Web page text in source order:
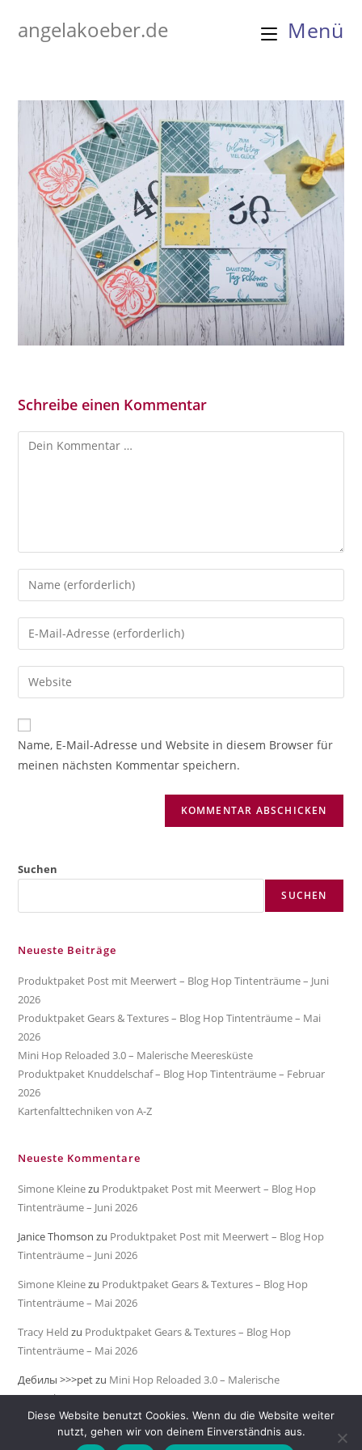
Inhaltangelakoeber.de Menü
Schreibe einen Kommentar
Kommentar
Gib
deinen
Namen
oder
zum
Kommentieren
ein
Gib
deine
E-
Mail-
zum
Kommentieren
ein
Gib
deine
Website-
URL
Name, E-Mail-Adresse und Website in diesem Browser für
meinen nächsten Kommentar speichern.
Suchen
SUCHEN
Neueste Beiträge
Produktpaket Post mit Meerwert – Blog Hop Tintenträume – Juni
2026
Produktpaket Gears & Textures – Blog Hop Tintenträume – Mai
2026
Mini Hop Reloaded 3.0 – Malerische Meeresküste
Produktpaket Knuddelschaf – Blog Hop Tintenträume – Februar
2026
Kartenfalttechniken von A-Z
Neueste Kommentare
Simone Kleinezu Produktpaket Post mit Meerwert – Blog Hop
Tintenträume – Juni 2026
Janice Thomson zu Produktpaket Post mit Meerwert – Blog Hop
Tintenträume – Juni 2026
Simone Kleinezu Produktpaket Gears & Textures – Blog Hop
Tintenträume – Mai 2026
Tracy Held zu Produktpaket Gears & Textures – Blog Hop
Tintenträume – Mai 2026
Дебилы >>>petzu Mini Hop Reloaded 3.0 – Malerische
Meeresküste
Diese Website benutzt Cookies. Wenn du die Website weiter
nutzt, gehen wir von deinem Einverständnis aus.